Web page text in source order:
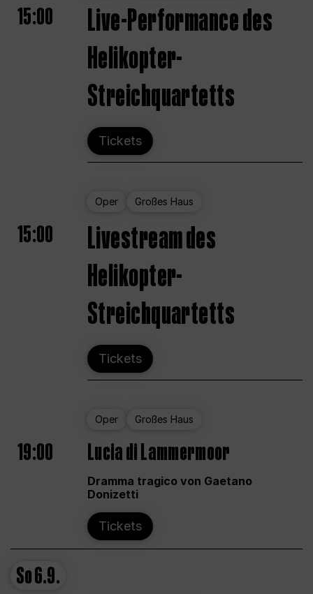
15:00
Live-Performance des
Helikopter-
Streichquartetts
Tickets
Oper Großes Haus
15:00
Livestream des
Helikopter-
Streichquartetts
Tickets
Oper Großes Haus
19:00 Lucia di Lammermoor
Dramma tragico von Gaetano
Donizetti
Tickets
So6.9.